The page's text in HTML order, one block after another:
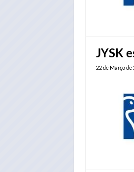
JYSK
22 de Março de